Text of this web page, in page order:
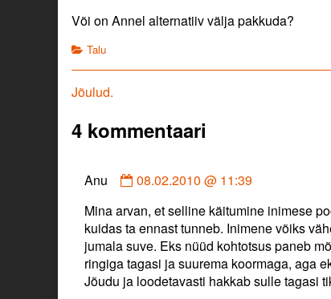
Või on Annel alternatiiv välja pakkuda?
Categories
Talu
Navigeerimine
Previous
Jõulud.
4 kommentaari
Anu
Comment
Anu
published
on
08.02.2010 @ 11:39
Mina arvan, et selline käitumine inimese
kuidas ta ennast tunneb. Inimene võiks
jumala suve. Eks nüüd kohtotsus paneb
ringiga tagasi ja suurema koormaga, aga
Jõudu ja loodetavasti hakkab sulle tagasi